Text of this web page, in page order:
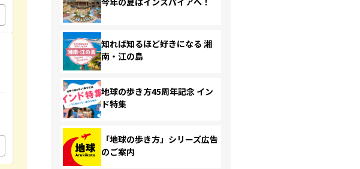
知れば知るほど好きになる 湘
南・江の島
地球の歩き方45周年記念 イン
ド特集
「地球の歩き方」シリーズ広告
のご案内